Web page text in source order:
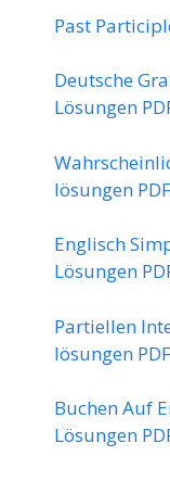
Past
Deutsche
Lösungen
lösungen PDF
Englisch
Lösungen
Partiellen
lösungen PDF
Buchen Auf
Lösungen